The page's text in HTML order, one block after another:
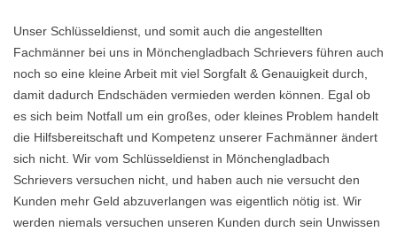
Unser Schlüsseldienst, und somit auch die angestellten
Fachmänner bei uns in Mönchengladbach Schrievers führen auch
noch so eine kleine Arbeit mit viel Sorgfalt & Genauigkeit durch,
damit dadurch Endschäden vermieden werden können. Egal ob
es sich beim Notfall um ein großes, oder kleines Problem handelt
die Hilfsbereitschaft und Kompetenz unserer Fachmänner ändert
sich nicht. Wir vom Schlüsseldienst in Mönchengladbach
Schrievers versuchen nicht, und haben auch nie versucht den
Kunden mehr Geld abzuverlangen was eigentlich nötig ist. Wir
werden niemals versuchen unseren Kunden durch sein Unwissen